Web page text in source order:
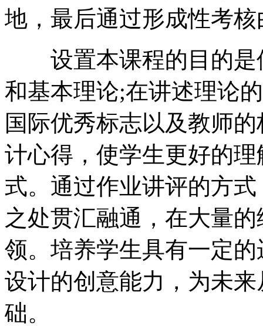
地，最后通过形成性考
设置本课程的目的是
和基本理论;在讲述理论
国际优秀标志以及教师
计心得，使学生更好的
式。通过作业讲评的方
之处贯汇融通，在大量
领。培养学生具有一定
设计的创意能力，为未
础。